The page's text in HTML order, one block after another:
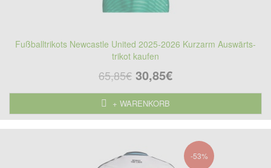
Fußballtrikots Newcastle United 2025-2026 Kurzarm Auswärts-
trikot kaufen
65,85€ 30,85€
+ WARENKORB
-53%